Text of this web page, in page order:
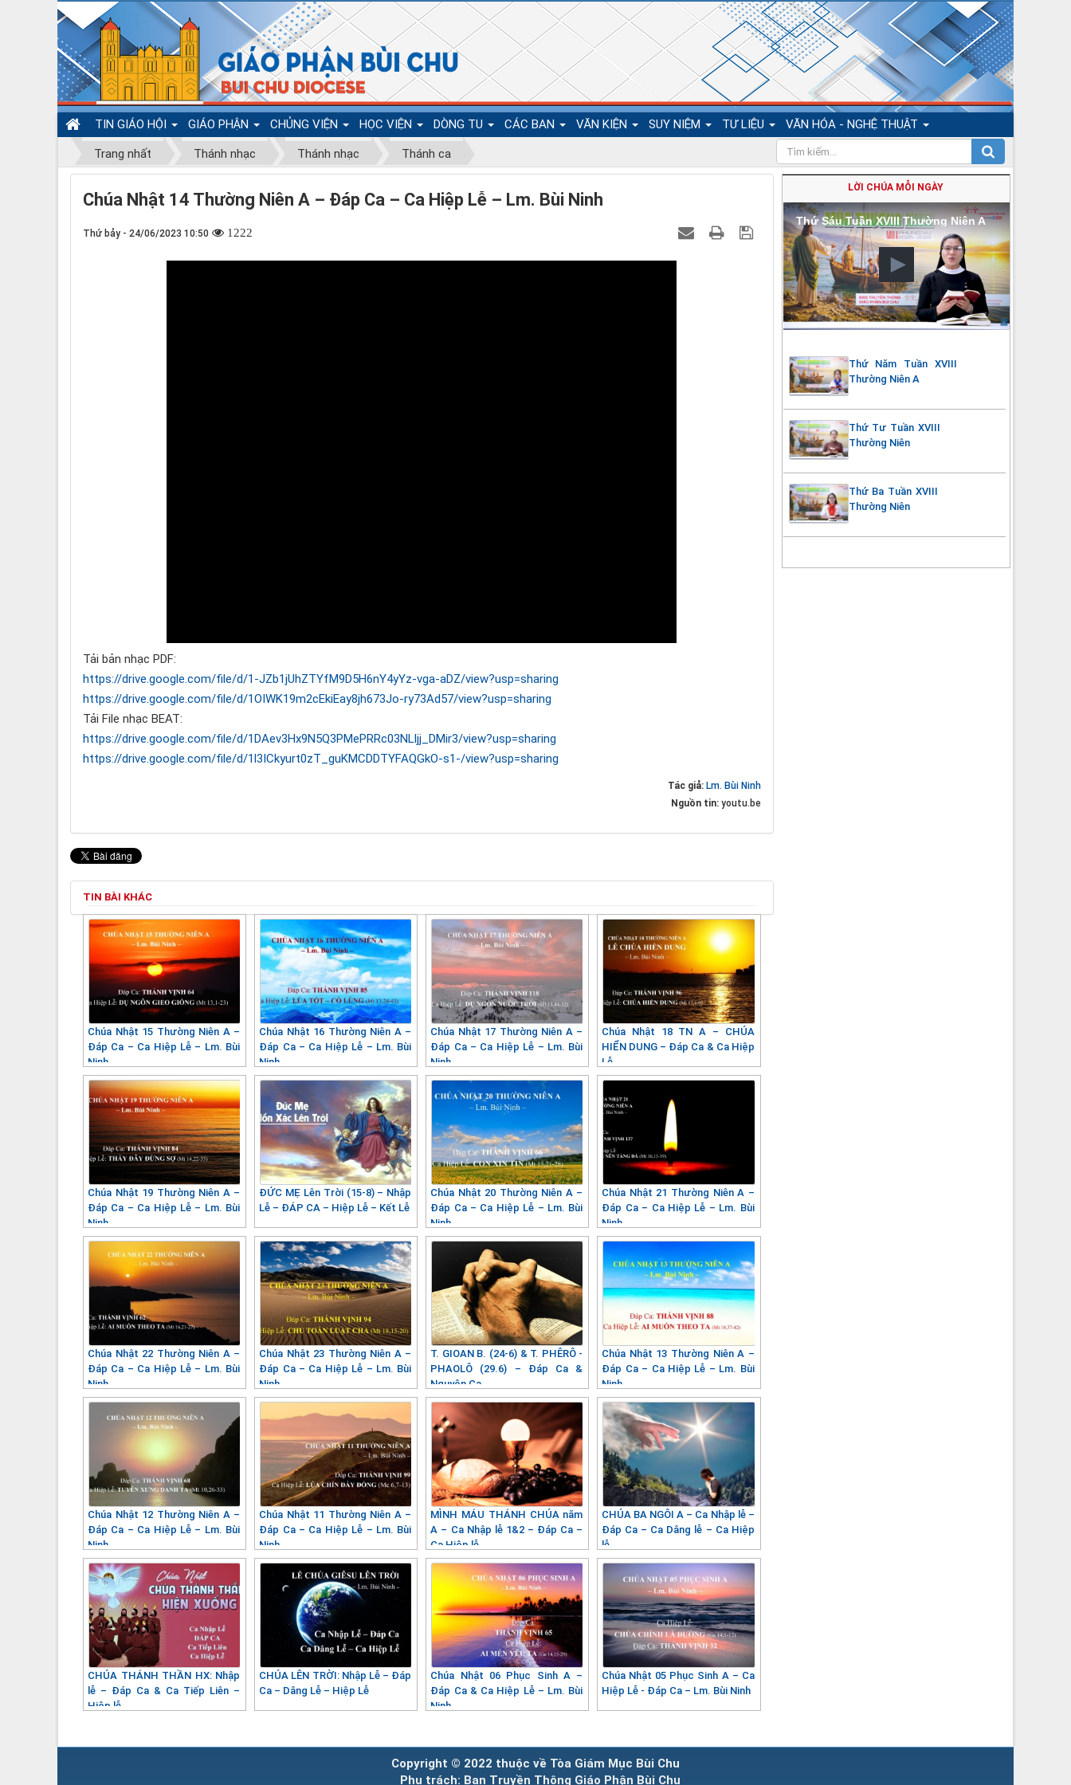
TIN GIÁO HỘI GIÁO PHẬN CHỦNG VIỆN HỌC VIỆN DÒNG TU CÁC BAN VĂN KIỆN SUY NIỆM TƯ LIỆU VĂN HÓA - NGHỆ THUẬT
Trang nhất Thánh nhạc Thánh nhạc Thánh ca
Chúa Nhật 14 Thường Niên A – Đáp Ca – Ca Hiệp Lễ – Lm. Bùi Ninh
Thứ bảy - 24/06/2023 10:50 1222
Tải bản nhạc PDF:
https://drive.google.com/file/d/1-JZb1jUhZTYfM9D5H6nY4yYz-vga-aDZ/view?usp=sharing
https://drive.google.com/file/d/1OIWK19m2cEkiEay8jh673Jo-ry73Ad57/view?usp=sharing
Tải File nhạc BEAT:
https://drive.google.com/file/d/1DAev3Hx9N5Q3PMePRRc03NLljj_DMir3/view?usp=sharing
https://drive.google.com/file/d/1l3ICkyurt0zT_guKMCDDTYFAQGkO-s1-/view?usp=sharing
Tác giả: Lm. Bùi Ninh
Nguồn tin: youtu.be
TIN BÀI KHÁC
Chúa Nhật 15 Thường Niên A –
Đáp Ca – Ca Hiệp Lễ – Lm. Bùi
Ninh
Chúa Nhật 16 Thường Niên A –
Đáp Ca – Ca Hiệp Lễ – Lm. Bùi
Ninh
Chúa Nhật 17 Thường Niên A –
Đáp Ca – Ca Hiệp Lễ – Lm. Bùi
Ninh
Chúa Nhật 18 TN A – CHÚA
HIỂN DUNG – Đáp Ca & Ca Hiệp
Lễ
Chúa Nhật 19 Thường Niên A –
Đáp Ca – Ca Hiệp Lễ – Lm. Bùi
Ninh
ĐỨC MẸ Lên Trời (15-8) – Nhập
Lễ – ĐÁP CA – Hiệp Lễ – Kết Lễ
Chúa Nhật 20 Thường Niên A –
Đáp Ca – Ca Hiệp Lễ – Lm. Bùi
Ninh
Chúa Nhật 21 Thường Niên A –
Đáp Ca – Ca Hiệp Lễ – Lm. Bùi
Ninh
Chúa Nhật 22 Thường Niên A –
Đáp Ca – Ca Hiệp Lễ – Lm. Bùi
Ninh
Chúa Nhật 23 Thường Niên A –
Đáp Ca – Ca Hiệp Lễ – Lm. Bùi
Ninh
T. GIOAN B. (24-6) & T. PHÊRÔ -
PHAOLÔ (29.6) – Đáp Ca &
Nguyện Ca
Chúa Nhật 13 Thường Niên A –
Đáp Ca – Ca Hiệp Lễ – Lm. Bùi
Ninh
Chúa Nhật 12 Thường Niên A –
Đáp Ca – Ca Hiệp Lễ – Lm. Bùi
Ninh
Chúa Nhật 11 Thường Niên A –
Đáp Ca – Ca Hiệp Lễ – Lm. Bùi
Ninh
MÌNH MÁU THÁNH CHÚA năm
A – Ca Nhập lễ 1&2 – Đáp Ca –
Ca Hiệp lễ
CHÚA BA NGÔI A – Ca Nhập lễ –
Đáp Ca – Ca Dâng lễ – Ca Hiệp
lễ
CHÚA THÁNH THẦN HX: Nhập
lễ – Đáp Ca & Ca Tiếp Liên –
Hiệp lễ
CHÚA LÊN TRỜI: Nhập Lễ – Đáp
Ca – Dâng Lễ – Hiệp Lễ
Chúa Nhật 06 Phục Sinh A –
Đáp Ca & Ca Hiệp Lễ – Lm. Bùi
Ninh
Chúa Nhật 05 Phục Sinh A – Ca
Hiệp Lễ - Đáp Ca – Lm. Bùi Ninh
LỜI CHÚA MỖI NGÀY
Thứ Sáu Tuần XVIII Thường Niên A
Thứ Năm Tuần XVIII
Thường Niên A
Thứ Tư Tuần XVIII
Thường Niên
Thứ Ba Tuần XVIII
Thường Niên
Copyright © 2022 thuộc về Tòa Giám Mục Bùi Chu
Phụ trách: Ban Truyền Thông Giáo Phận Bùi Chu